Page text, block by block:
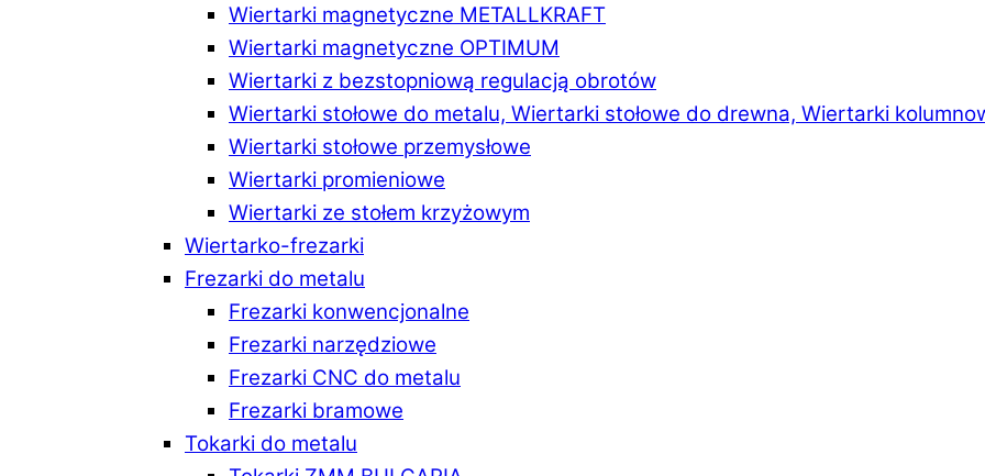
Wiertarki magnetyczne METALLKRAFT
Wiertarki magnetyczne OPTIMUM
Wiertarki z bezstopniową regulacją obrotów
Wiertarki stołowe do metalu, Wiertarki stołowe do drewna, Wiertarki
Wiertarki stołowe przemysłowe
Wiertarki promieniowe
Wiertarki ze stołem krzyżowym
Wiertarko-frezarki
Frezarki do metalu
Frezarki konwencjonalne
Frezarki narzędziowe
Frezarki CNC do metalu
Frezarki bramowe
Tokarki do metalu